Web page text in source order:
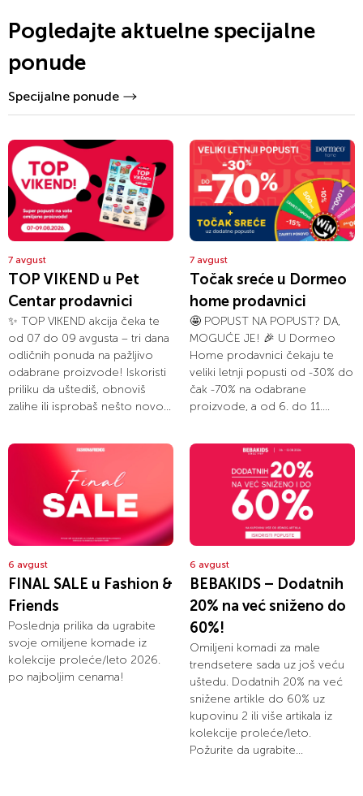
Pogledajte aktuelne specijalne
ponude
Specijalne ponude
7 avgust
TOP VIKEND u Pet
Centar prodavnici
✨ TOP VIKEND akcija čeka te
od 07 do 09 avgusta – tri dana
odličnih ponuda na pažljivo
odabrane proizvode! Iskoristi
priliku da uštediš, obnoviš
zalihe ili isprobaš nešto novo...
7 avgust
Točak sreće u Dormeo
home prodavnici
🤩 POPUST NA POPUST? DA,
MOGUĆE JE! 🎉 U Dormeo
Home prodavnici čekaju te
veliki letnji popusti od -30% do
čak -70% na odabrane
proizvode, a od 6. do 11....
6 avgust
FINAL SALE u Fashion &
Friends
Poslednja prilika da ugrabite
svoje omiljene komade iz
kolekcije proleće/leto 2026.
po najboljim cenama!
6 avgust
BEBAKIDS – Dodatnih
20% na već sniženo do
60%!
Omiljeni komadi za male
trendsetere sada uz još veću
uštedu. Dodatnih 20% na već
snižene artikle do 60% uz
kupovinu 2 ili više artikala iz
kolekcije proleće/leto.
Požurite da ugrabite...